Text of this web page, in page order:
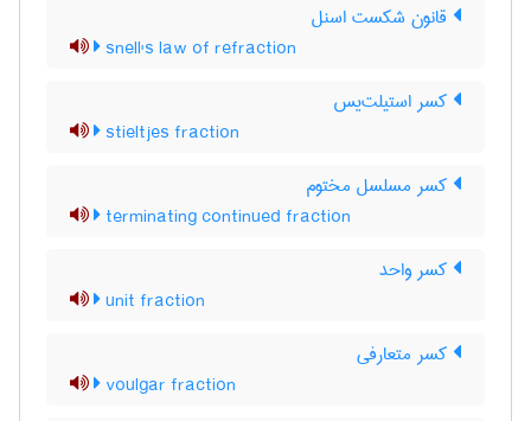
قانون شکست اسنل
snell's law of refraction
کسر استیلت‌یس
stieltjes fraction
کسر مسلسل مختوم
terminating continued fraction
کسر واحد
unit fraction
کسر متعارفی
voulgar fraction